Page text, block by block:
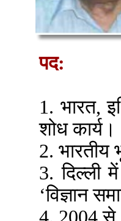
पद:
1. भारत,
शोध कार्य।
2. भारतीय
3. दिल्ली
‘विज्ञान